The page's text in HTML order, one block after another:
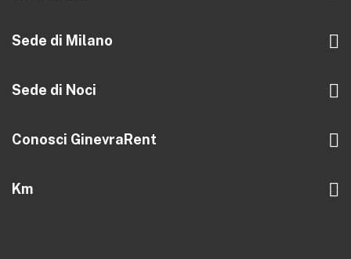
70126 Bari
Sede di Milano
20126 Milano
Sede di Noci
70015 Noci (BA)
Conosci GinevraRent
Blog
Km